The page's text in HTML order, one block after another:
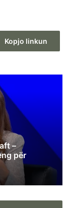
Kopjo linkun
–
për